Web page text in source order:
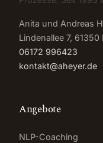
Anita und Andreas
Lindenallee 7,
06172 996423
kontakt@aheyer.de
Angebote
NLP-Coaching